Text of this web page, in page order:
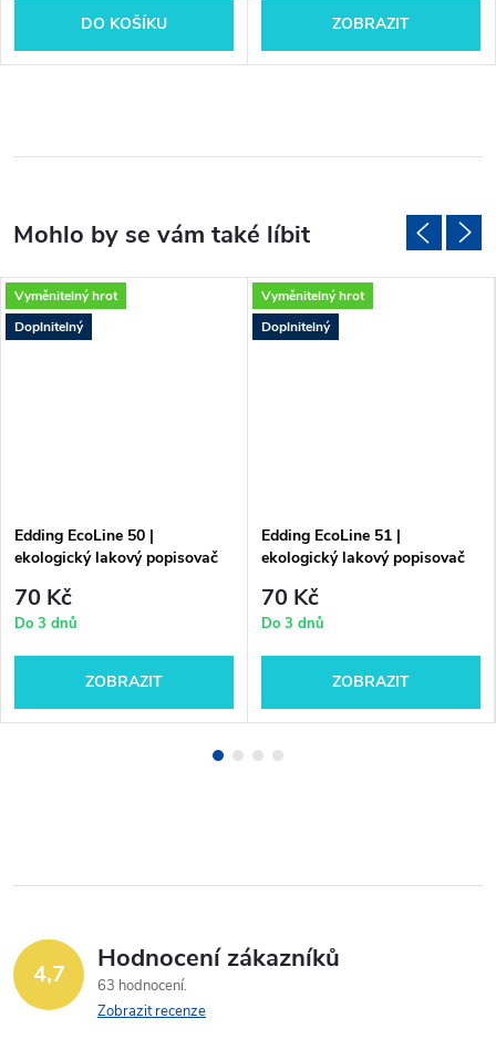
DO KOŠÍKU ZOBRAZIT
Vyměnitelný hrot
Doplnitelný
Edding EcoLine 50 |
ekologický lakový popisovač
70 Kč
Do 3 dnů
ZOBRAZIT
Vyměnitelný hrot
Doplnitelný
Edding EcoLine 51 |
ekologický lakový popisovač
70 Kč
Do 3 dnů
ZOBRAZIT
4,7 Hodnocení zákazníků
63 hodnocení
Zobrazit recenze